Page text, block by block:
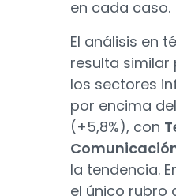
en cada caso.
El análisis en
resulta
los sectores
por encima
(+5,8%), con
la tendencia.
el único rubro